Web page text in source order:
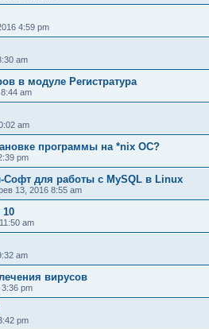
4:59 pm
am
в модуле Регистратура
am
am
программы на *nix ОС?
pm
Софт для работы с MySQL в Linux
13, 2016 8:55 am
10
am
am
вирусов
pm
pm